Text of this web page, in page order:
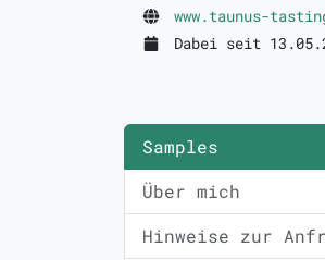
www.taunus-
Dabei seit
Samples
Über mich
Hinweise zur